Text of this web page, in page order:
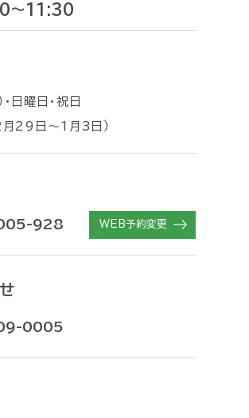
～11:30
・日曜日・祝日
月29日〜1月3日）
928 WEB予約変更
0005